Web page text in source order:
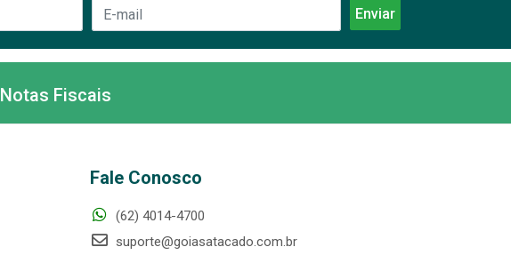
Notas Fiscais
Fale Conosco
(62) 4014-4700
suporte@goiasatacado.com.br